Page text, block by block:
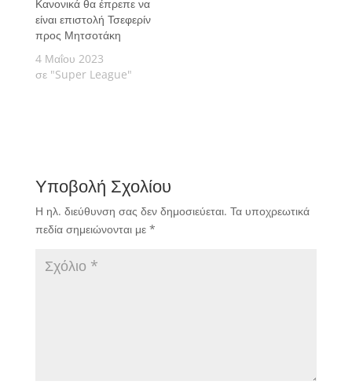
Κανονικά θα έπρεπε να
είναι επιστολή Τσεφερίν
προς Μητσοτάκη
4 Μαΐου 2023
σε "Super League"
Υποβολή Σχολίου
Η ηλ. διεύθυνση σας δεν δημοσιεύεται. Τα υποχρεωτικά
πεδία σημειώνονται με *